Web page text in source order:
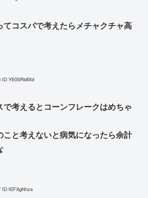
てコスパで考えたらメチャクチャ高
ID:YE0SRb8Xd
で考えるとコーンフレークはめちゃ
こと考えないと病気になったら余計
ID:fEFXgNhza